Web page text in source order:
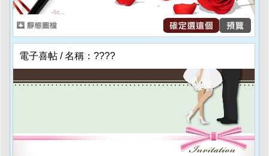
電子喜帖 / 名稱：????